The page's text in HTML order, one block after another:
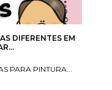
DIFERENTES EM
PARA PINTURA...